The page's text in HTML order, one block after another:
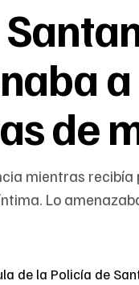
de
mientras
Lo
de la Policía de